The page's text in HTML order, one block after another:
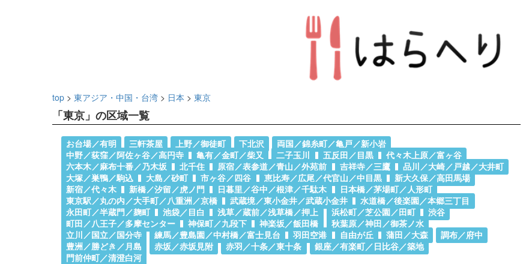
top > 東アジア・中国・台湾 > 日本 > 東京
「東京」の区域一覧
お台場／有明 三軒茶屋 上野／御徒町 下北沢
両国／錦糸町／亀戸／新小岩
中野／荻窪／阿佐ヶ谷／高円寺
亀有／金町／柴又 二子玉川 五反田／目黒
代々木上原／富ヶ谷
六本木／麻布十番／乃木坂
北千住 原宿／表参道／青山／外苑前 吉祥寺／三鷹
品川／大崎／戸越／大井町
大塚／巣鴨／駒込
大島／砂町 市ヶ谷／四谷 恵比寿／広尾／代官山／中目黒
新大久保／高田馬場
新宿／代々木
新橋／汐留／虎ノ門 日暮里／谷中／根津／千駄木
日本橋／茅場町／人形町
東京駅／丸の内／大手町／八重洲／京橋
武蔵境／東小金井／武蔵小金井
水道橋／後楽園／本郷三丁目
永田町／半蔵門／麹町
池袋／目白 浅草／蔵前／浅草橋／押上 浜松町／芝公園／田町
渋谷
町田／八王子／多摩センター
神保町／九段下 神楽坂／飯田橋
秋葉原／神田／御茶ノ水
立川／国立／国分寺
練馬／豊島園／中村橋／富士見台 羽田空港 自由が丘 蒲田／大森
調布／府中
豊洲／勝どき／月島
赤坂／赤坂見附 赤羽／十条／東十条
銀座／有楽町／日比谷／築地
門前仲町／清澄白河